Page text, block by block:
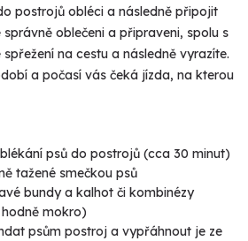
postrojů obléci a následně připojit
oblečeni a připraveni, spolu s
na cestu a následně vyrazíte.
a počasí vás čeká jízda, na kterou
psů do postrojů (cca 30 minut)
tažené smečkou psů
bundy a kalhot či kombinézy
mokro)
psům postroj a vypřáhnout je ze